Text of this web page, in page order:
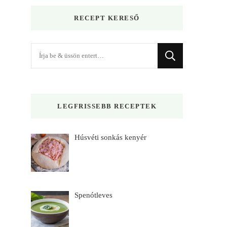
RECEPT KERESŐ
Keres
LEGFRISSEBB RECEPTEK
Húsvéti sonkás kenyér
Spenótleves